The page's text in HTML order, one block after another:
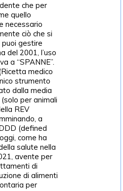
che per
quello
necessario
ciò che si
puoi gestire
del 2001, l’uso
a “SPANNE”.
medico
strumento
dalla media
per animali
REV
a
(defined
come ha
salute nella
avente per
di
di alimenti
per